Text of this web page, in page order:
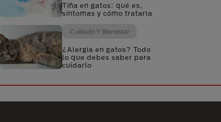
Tiña en gatos: qué es,
síntomas y cómo tratarla
Cuidado Y Bienestar
¿Alergia en gatos? Todo
lo que debes saber para
cuidarlo